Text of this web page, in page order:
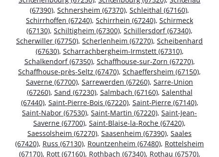
(67390), Schnersheim (67370), Schleithal (67160),
Schirrhoffen (67240), Schirrhein (67240), Schirmeck
(67130), Schiltigheim (67300), Schillersdorf (67340),
Scherwiller (67750), Scherlenheim (67270), Scheibenhard
(67630), Scharrachbergheim-Irmstett (67310),
Schalkendorf (67350), Schaffhouse-sur-Zorn (67270),
Schaffhouse-près-Seltz (67470), Schaeffersheim (67150),
Saverne (67700), Sarrewerden (67260), Sarre-Union
(67260), Sand (67230), Salmbach (67160), Salenthal
(67440), Saint-Pierre-Bois (67220), Saint-Pierre (67140),
Saint-Nabor (67530), Saint-Martin (67220), Saint-Jean-
Saverne (67700), Saint-Blaise-la-Roche (67420),
Saessolsheim (67270), Saasenheim (67390), Saales
(67420), Russ (67130), Rountzenheim (67480), Rottelsheim
(67170), Rott (67160), Rothbach (67340), Rothau (67570),